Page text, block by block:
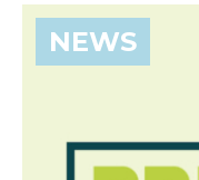
NEWS